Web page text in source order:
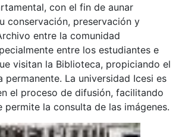
con el fin de aunar
conservación, preservación y
entre la comunidad
entre los estudiantes e
visitan la Biblioteca, propiciando el
permanente. La universidad Icesi es
el proceso de difusión, facilitando
permite la consulta de las imágenes.